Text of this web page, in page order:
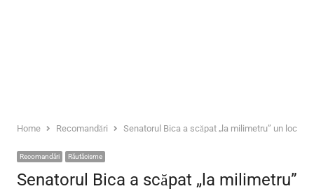
Home Recomandări Senatorul Bica a scăpat „la milimetru” un loc în
Recomandări Răutăcisme
Senatorul Bica a scăpat „la milimetru”